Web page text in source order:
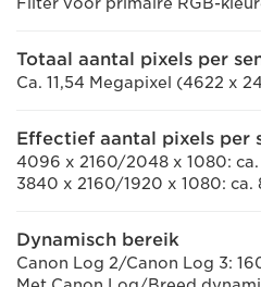
Totaal aantal pixels per
Ca. 11,54 Megapixel (4622 x
Effectief aantal pixels per
4096 x 2160/2048 x 1080: ca.
3840 x 2160/1920 x 1080: ca.
Dynamisch bereik
Canon Log 2/Canon Log 3: